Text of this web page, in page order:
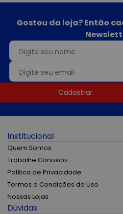
Gostou da loja? Então
Cadastrar
Institucional
Quem Somos
Trabalhe Conosco
Política de Privacidade
Termos e Condições de Uso
Nossas Lojas
Dúvidas